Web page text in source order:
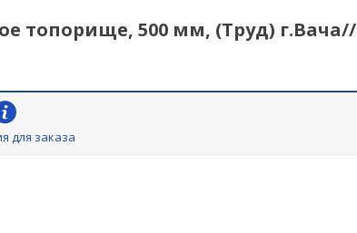
топорище, 500 мм, (Труд) г.Вача//
для заказа